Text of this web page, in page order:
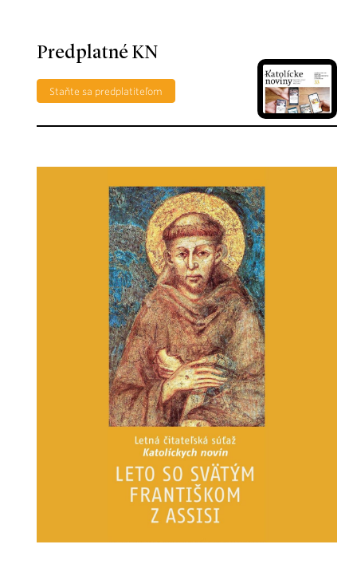
Predplatné KN
Staňte sa predplatiteľom